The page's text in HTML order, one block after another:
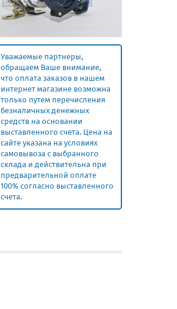
Уважаемые партнеры,
обращаем Ваше внимание,
что оплата заказов в нашем
интернет магазине возможна
только путем перечисления
безналичных денежных
средств на основании
выставленного счета. Цена на
сайте указана на условиях
самовывоза с выбранного
склада и действительна при
предварительной оплате
100% согласно выставленного
счета.